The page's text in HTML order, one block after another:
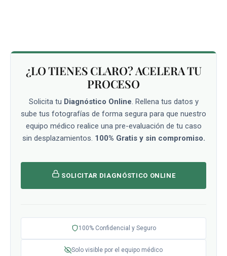
¿LO TIENES CLARO? ACELERA TU
PROCESO
Solicita tu Diagnóstico Online. Rellena tus datos y
sube tus fotografías de forma segura para que nuestro
equipo médico realice una pre-evaluación de tu caso
sin desplazamientos. 100% Gratis y sin compromiso.
SOLICITAR DIAGNÓSTICO ONLINE
100% Confidencial y Seguro
Solo visible por el equipo médico